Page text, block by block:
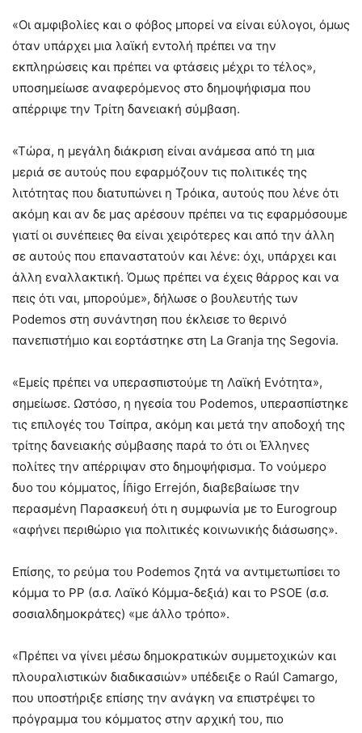
«Οι αμφιβολίες και ο φόβος μπορεί να είναι εύλογοι, όμως
όταν υπάρχει μια λαϊκή εντολή πρέπει να την
εκπληρώσεις και πρέπει να φτάσεις μέχρι το τέλος»,
υποσημείωσε αναφερόμενος στο δημοψήφισμα που
απέρριψε την Τρίτη δανειακή σύμβαση.
«Τώρα, η μεγάλη διάκριση είναι ανάμεσα από τη μια
μεριά σε αυτούς που εφαρμόζουν τις πολιτικές της
λιτότητας που διατυπώνει η Τρόικα, αυτούς που λένε ότι
ακόμη και αν δε μας αρέσουν πρέπει να τις εφαρμόσουμε
γιατί οι συνέπειες θα είναι χειρότερες και από την άλλη
σε αυτούς που επαναστατούν και λένε: όχι, υπάρχει και
άλλη εναλλακτική. Όμως πρέπει να έχεις θάρρος και να
πεις ότι ναι, μπορούμε», δήλωσε ο βουλευτής των
Podemos στη συνάντηση που έκλεισε το θερινό
πανεπιστήμιο και εορτάστηκε στη La Granja της Segovia.
«Εμείς πρέπει να υπερασπιστούμε τη Λαϊκή Ενότητα»,
σημείωσε. Ωστόσο, η ηγεσία του Podemos, υπερασπίστηκε
τις επιλογές του Τσίπρα, ακόμη και μετά την αποδοχή της
τρίτης δανειακής σύμβασης παρά το ότι οι Έλληνες
πολίτες την απέρριψαν στο δημοψήφισμα. Το νούμερο
δυο του κόμματος, Íñigo Errejón, διαβεβαίωσε την
περασμένη Παρασκευή ότι η συμφωνία με το Eurogroup
«αφήνει περιθώριο για πολιτικές κοινωνικής διάσωσης».
Επίσης, το ρεύμα του Podemos ζητά να αντιμετωπίσει το
κόμμα το PP (σ.σ. Λαϊκό Κόμμα-δεξιά) και το PSOE (σ.σ.
σοσιαλδημοκράτες) «με άλλο τρόπο».
«Πρέπει να γίνει μέσω δημοκρατικών συμμετοχικών και
πλουραλιστικών διαδικασιών» υπέδειξε ο Raúl Camargo,
που υποστήριξε επίσης την ανάγκη να επιστρέψει το
πρόγραμμα του κόμματος στην αρχική του, πιο